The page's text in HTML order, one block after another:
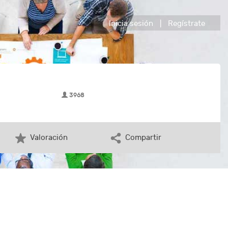
Inicia sesión Regístrate
3968
Valoración Compartir